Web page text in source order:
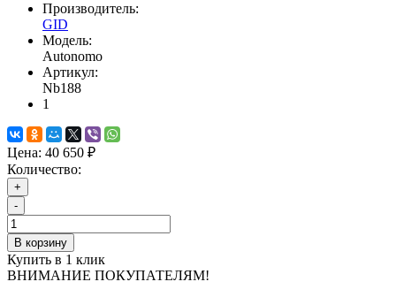
Производитель:
GID
Модель:
Autonomo
Артикул:
Nb188
1
Цена: 40 650 ₽
Количество:
+
-
В корзину
Купить в 1 клик
ВНИМАНИЕ ПОКУПАТЕЛЯМ!